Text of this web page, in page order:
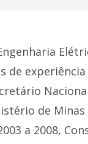
de
de Minas
a 2008,